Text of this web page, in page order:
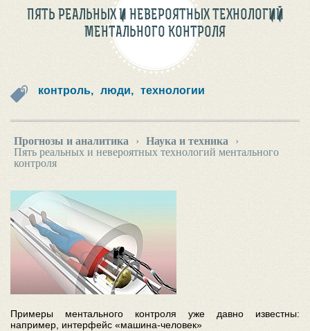
ПЯТЬ РЕАЛЬНЫХ И НЕВЕРОЯТНЫХ ТЕХНОЛОГИЙ
МЕНТАЛЬНОГО КОНТРОЛЯ
контроль, люди, технологии
Прогнозы и аналитика › Наука и техника
›
Пять реальных и невероятных технологий ментального
контроля
Примеры ментального контроля уже давно известны:
например, интерфейс «машина-человек»